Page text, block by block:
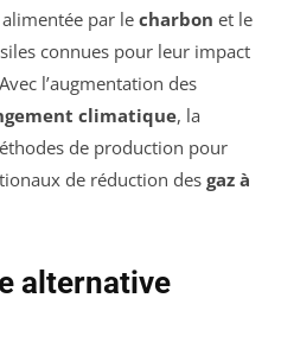
par le charbon et le
connues pour leur impact
l’augmentation des
climatique, la
de production pour
de réduction des gaz à
alternative